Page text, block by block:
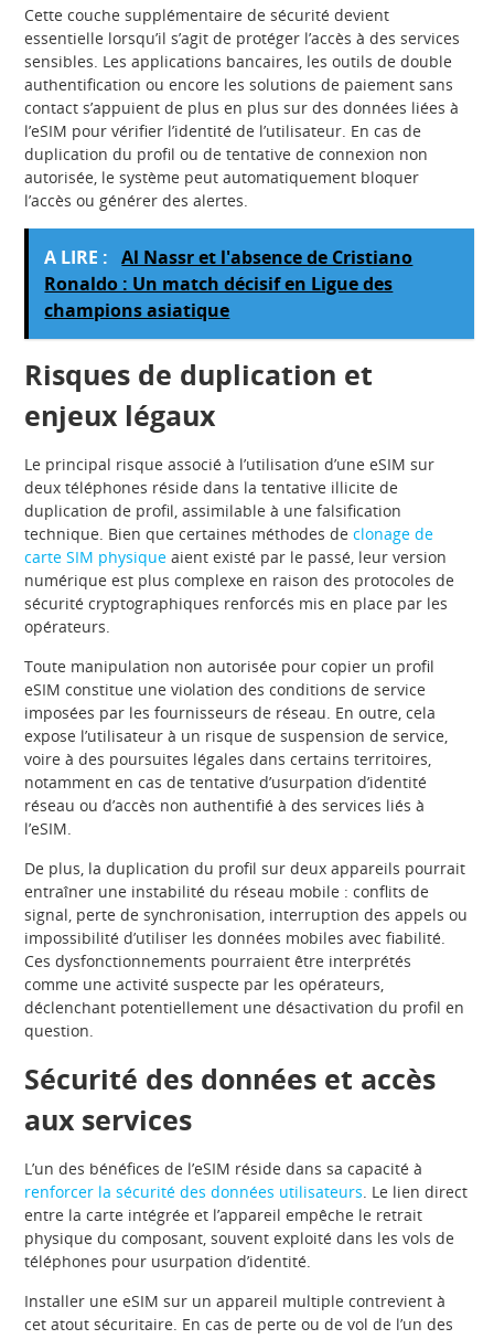
Cette couche supplémentaire de sécurité devient
essentielle lorsqu’il s’agit de protéger l’accès à des services
sensibles. Les applications bancaires, les outils de double
authentification ou encore les solutions de paiement sans
contact s’appuient de plus en plus sur des données liées à
l’eSIM pour vérifier l’identité de l’utilisateur. En cas de
duplication du profil ou de tentative de connexion non
autorisée, le système peut automatiquement bloquer
l’accès ou générer des alertes.
A LIRE :
Al Nassr et l'absence de Cristiano
Ronaldo : Un match décisif en Ligue des
champions asiatique
Risques de duplication et
enjeux légaux
Le principal risque associé à l’utilisation d’une eSIM sur
deux téléphones réside dans la tentative illicite de
duplication de profil, assimilable à une falsification
technique. Bien que certaines méthodes declonage de
carte SIM physique aient existé par le passé, leur version
numérique est plus complexe en raison des protocoles de
sécurité cryptographiques renforcés mis en place par les
opérateurs.
Toute manipulation non autorisée pour copier un profil
eSIM constitue une violation des conditions de service
imposées par les fournisseurs de réseau. En outre, cela
expose l’utilisateur à un risque de suspension de service,
voire à des poursuites légales dans certains territoires,
notamment en cas de tentative d’usurpation d’identité
réseau ou d’accès non authentifié à des services liés à
l’eSIM.
De plus, la duplication du profil sur deux appareils pourrait
entraîner une instabilité du réseau mobile : conflits de
signal, perte de synchronisation, interruption des appels ou
impossibilité d’utiliser les données mobiles avec fiabilité.
Ces dysfonctionnements pourraient être interprétés
comme une activité suspecte par les opérateurs,
déclenchant potentiellement une désactivation du profil en
question.
Sécurité des données et accès
aux services
L’un des bénéfices de l’eSIM réside dans sa capacité à
renforcer la sécurité des données utilisateurs. Le lien direct
entre la carte intégrée et l’appareil empêche le retrait
physique du composant, souvent exploité dans les vols de
téléphones pour usurpation d’identité.
Installer une eSIM sur un appareil multiple contrevient à
cet atout sécuritaire. En cas de perte ou de vol de l’un des